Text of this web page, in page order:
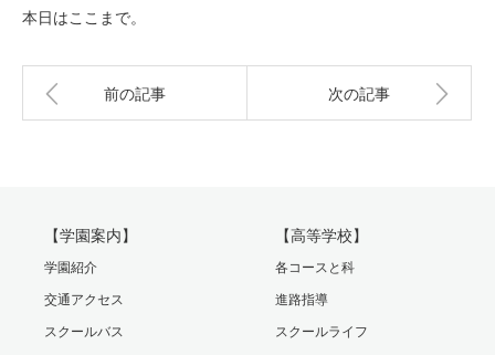
本日はここまで。
前の記事 次の記事
【学園案内】
学園紹介
交通アクセス
スクールバス
【高等学校】
各コースと科
進路指導
スクールライフ